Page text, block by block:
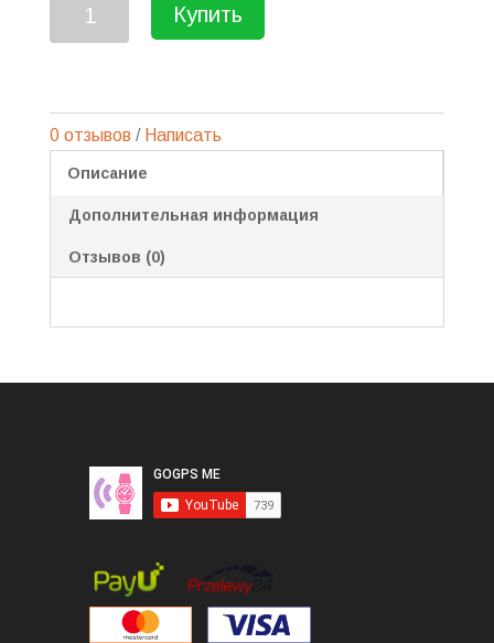
Купить
0 отзывов / Написать
Описание
Дополнительная информация
Отзывов (0)